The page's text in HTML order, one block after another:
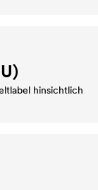
hinsichtlich